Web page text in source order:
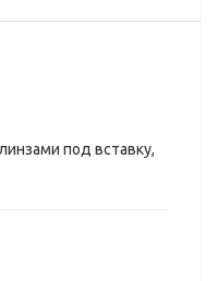
под вставку,